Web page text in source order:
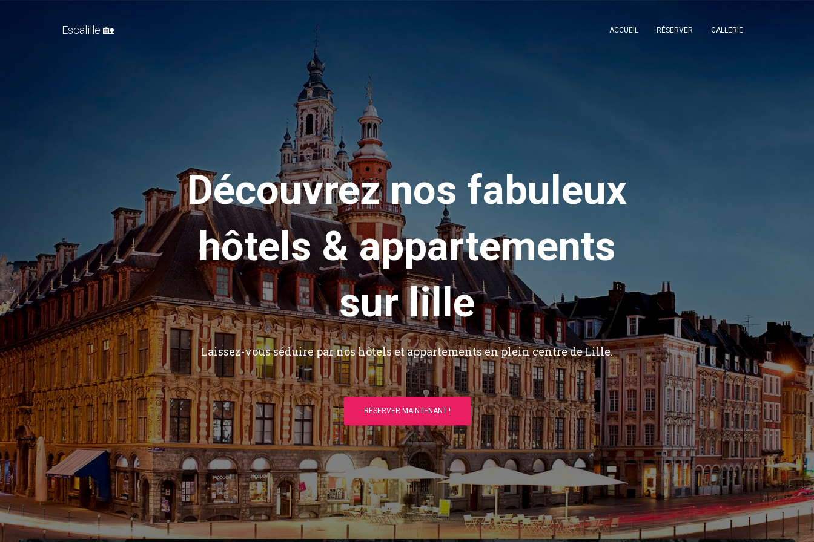
Escalille 🏡 ACCUEIL RÉSERVER GALLERIE
Découvrez nos fabuleux
hôtels & appartements
sur lille
Laissez-vous séduire par nos hôtels et appartements en plein centre de Lille.
RÉSERVER MAINTENANT !